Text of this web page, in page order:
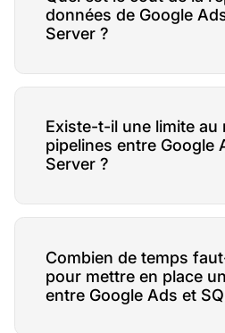
données de Google
Server ?
Existe-t-il une limite au
pipelines entre Google
Server ?
Combien de temps
pour mettre en place
entre Google Ads et